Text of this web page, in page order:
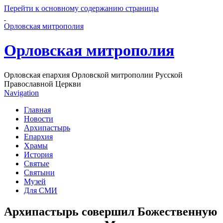
Перейти к основному содержанию страницы
Орловская митрополия
Орловская митрополия
Орловская епархия Орловской митрополии Русской
Православной Церкви
Navigation
Главная
Новости
Архипастырь
Епархия
Храмы
История
Святые
Святыни
Музей
Для СМИ
Архипастырь совершил Божественную